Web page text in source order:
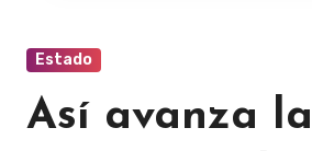
Estado
Así avanza